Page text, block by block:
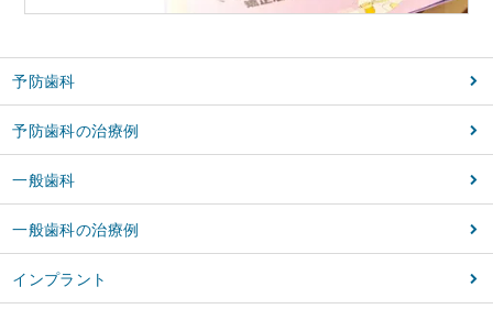
予防歯科
予防歯科の治療例
一般歯科
一般歯科の治療例
インプラント